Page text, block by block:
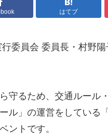
はてブ
行委員会 委員長・村野
守るため、交通ルール
ル」の運営をしている
ントです。